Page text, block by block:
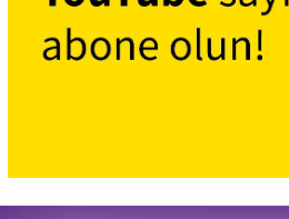
Etkinlikler